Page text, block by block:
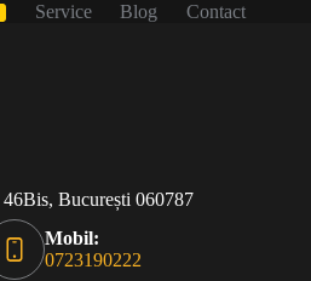
Service Blog
Contact
București 060787
Mobil:
0723190222